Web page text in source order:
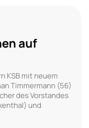
auf
KSB mit neuem
Timmermann (56)
des Vorstandes
und